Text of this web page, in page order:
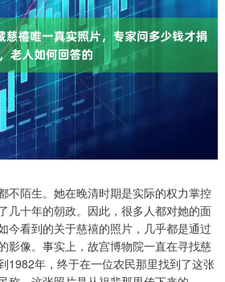
不陌生。她在晚清时期是实际的权力掌控
几十年的朝政。因此，很多人都对她的面
今看到的关于慈禧的照片，几乎都是通过
影像。事实上，故宫博物院一直在寻找慈
1982年，终于在一位农民那里找到了这张